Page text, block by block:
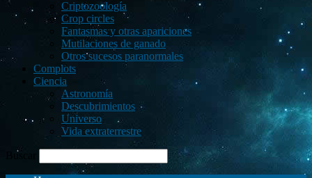
Criptozoología
Crop circles
Fantasmas y otras apariciones
Mutilaciones de ganado
Otros sucesos paranormales
Complots
Ciencia
Astronomía
Descubrimientos
Universo
Vida extraterrestre
Buscar